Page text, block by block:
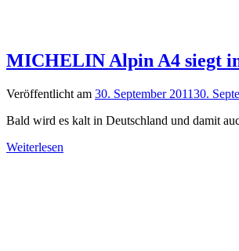
MICHELIN Alpin A4 siegt
Veröffentlicht am 30. September 201130.
Bald wird es kalt in Deutschland und damit
Weiterlesen